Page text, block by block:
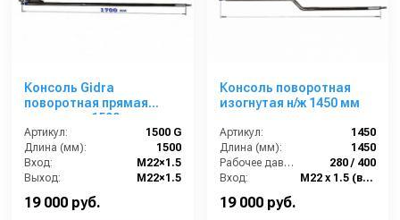
Консоль Gidra
поворотная прямая
стандарт, 1500 мм
Артикул:
1500 G
Длина (мм):
1500
Вход:
M22×1.5
Выход:
M22×1.5
19 000 руб.
Консоль поворотная
изогнутая н/ж 1450 мм
Артикул:
1450
Длина (мм):
1450
Рабочее давление (бар):
280 / 400
Вход:
М22 х 1.5 (внешний)
19 000 руб.